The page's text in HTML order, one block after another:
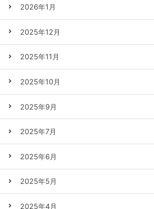
2026年1月
2025年12月
2025年11月
2025年10月
2025年9月
2025年7月
2025年6月
2025年5月
2025年4月